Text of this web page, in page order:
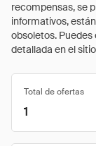
recompensas, se
informativos,
obsoletos.
detallada en el
Total de ofertas
1